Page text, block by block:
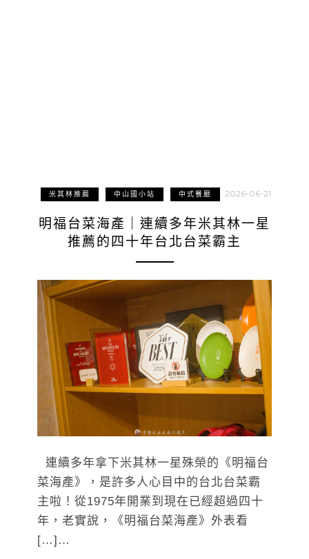
米其林推薦 中山國小站 中式餐廳 2026-06-21
明福台菜海產｜連續多年米其林一星
推薦的四十年台北台菜霸主
連續多年拿下米其林一星殊榮的《明福台
菜海產》，是許多人心目中的台北台菜霸
主啦！從1975年開業到現在已經超過四十
年，老實說，《明福台菜海產》外表看
[…]…